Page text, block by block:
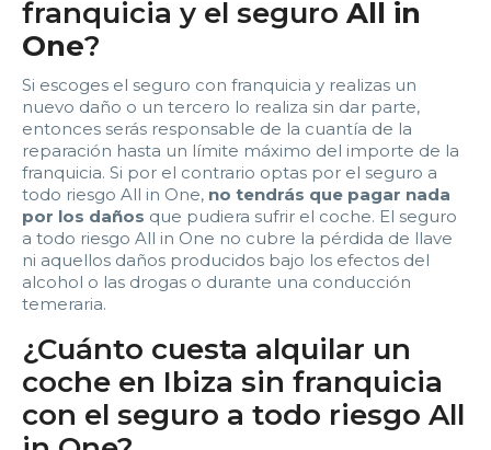
franquicia y el seguro All in
One?
Si escoges el seguro con franquicia y realizas un
nuevo daño o un tercero lo realiza sin dar parte,
entonces serás responsable de la cuantía de la
reparación hasta un límite máximo del importe de la
franquicia. Si por el contrario optas por el seguro a
todo riesgo All in One, no tendrás que pagar nada
por los daños que pudiera sufrir el coche. El seguro
a todo riesgo All in One no cubre la pérdida de llave
ni aquellos daños producidos bajo los efectos del
alcohol o las drogas o durante una conducción
temeraria.
¿Cuánto cuesta alquilar un
coche en Ibiza sin franquicia
con el seguro a todo riesgo All